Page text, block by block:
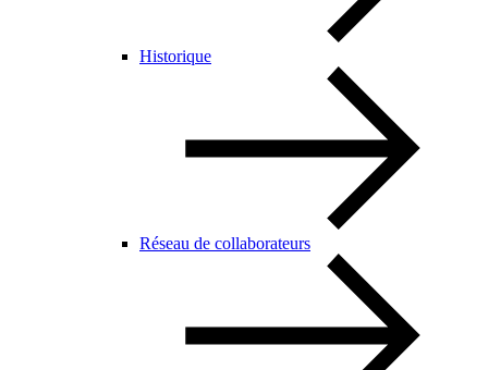
Historique
Réseau de collaborateurs